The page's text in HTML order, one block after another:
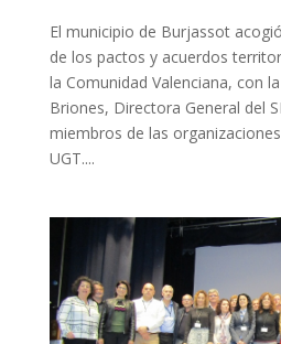
El municipio de Burjassot
de los pactos y acuerdos
la Comunidad Valenciana, con
Briones, Directora General del
miembros de las
UGT....